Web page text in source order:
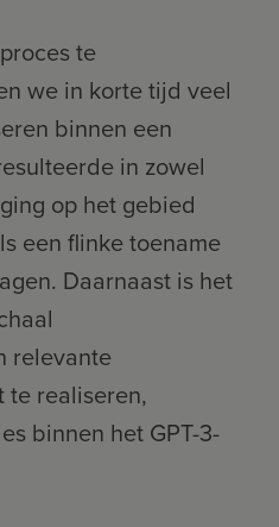
te
we in korte tijd veel
binnen een
in zowel
op het gebied
een flinke toename
Daarnaast is het
relevante
te realiseren,
binnen het GPT-3-